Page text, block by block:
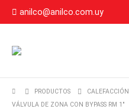
anilco@anilco.com.uy
PRODUCTOS CALEFACCIÓN
VÁLVULA DE ZONA CON BYPASS RM 1″